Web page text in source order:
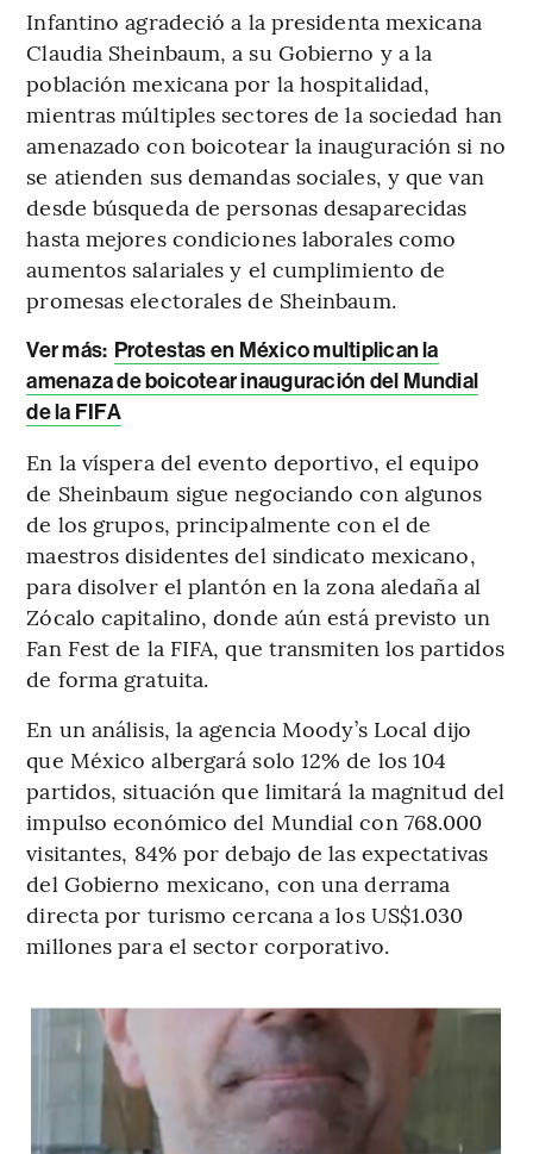
Infantino agradeció a la presidenta mexicana
Claudia Sheinbaum, a su Gobierno y a la
población mexicana por la hospitalidad,
mientras múltiples sectores de la sociedad han
amenazado con boicotear la inauguración si no
se atienden sus demandas sociales, y que van
desde búsqueda de personas desaparecidas
hasta mejores condiciones laborales como
aumentos salariales y el cumplimiento de
promesas electorales de Sheinbaum.
Ver más: Protestas en México multiplican la
amenaza de boicotear inauguración del Mundial
de la FIFA
En la víspera del evento deportivo, el equipo
de Sheinbaum sigue negociando con algunos
de los grupos, principalmente con el de
maestros disidentes del sindicato mexicano,
para disolver el plantón en la zona aledaña al
Zócalo capitalino, donde aún está previsto un
Fan Fest de la FIFA, que transmiten los partidos
de forma gratuita.
En un análisis, la agencia Moody’s Local dijo
que México albergará solo 12% de los 104
partidos, situación que limitará la magnitud del
impulso económico del Mundial con 768.000
visitantes, 84% por debajo de las expectativas
del Gobierno mexicano, con una derrama
directa por turismo cercana a los US$1.030
millones para el sector corporativo.